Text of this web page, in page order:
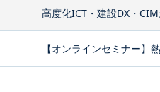
高度化ICT・建設DX・
【オンラインセミナー】